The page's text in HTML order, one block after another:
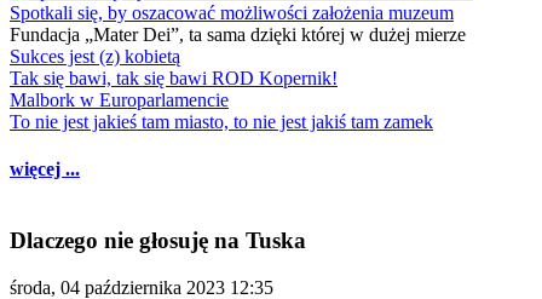
Spotkali się, by oszacować możliwości założenia muzeum
Fundacja „Mater Dei”, ta sama dzięki której w dużej mierze
Sukces jest (z) kobietą
Tak się bawi, tak się bawi ROD Kopernik!
Malbork w Europarlamencie
To nie jest jakieś tam miasto, to nie jest jakiś tam zamek
więcej ...
Dlaczego nie głosuję na Tuska
środa, 04 października 2023 12:35